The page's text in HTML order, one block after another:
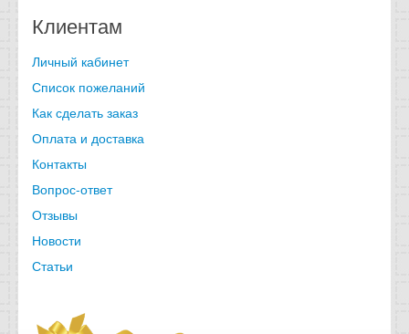
Клиентам
Личный кабинет
Список пожеланий
Как сделать заказ
Оплата и доставка
Контакты
Вопрос-ответ
Отзывы
Новости
Статьи